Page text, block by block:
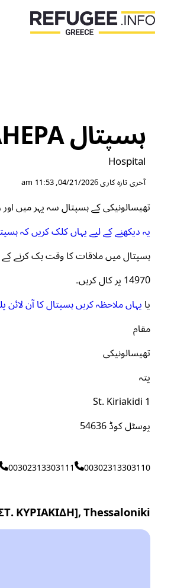
ہسپتال AHEPA
Hospital
آخری تازہ کاری04/21/2026, 11:53 am
تھیسالونیکی کے ہسپتال سہ پہر میں اور رات بھر (عام طور پر، 8 بجے سے صبح 8 بجے تک) ہنگامی حالات
یہ دیکھنے کے لیے یہاں کلک کریں کہ
ہسپتال میں ملاقات کا وقت بک کرنے کے
14970 پر کال کریں۔
یایہاں ملاحظہ کریں ہسپتال کا آن لائن
مقام
تھیسالونیکی
پتہ
St. Kiriakidi 1
پوسٹل کوڈ 54636
00302313303110
00302313303111
ΚΥΡΙΑΚΙΔΗ], Thessaloniki